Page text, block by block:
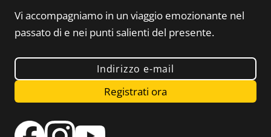
Vi accompagniamo in un viaggio emozionante nel
passato di e nei punti salienti del presente.
Indirizzo e-mail
Registrati ora